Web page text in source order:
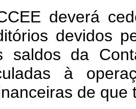
deverá
devidos
saldos da
à
de que